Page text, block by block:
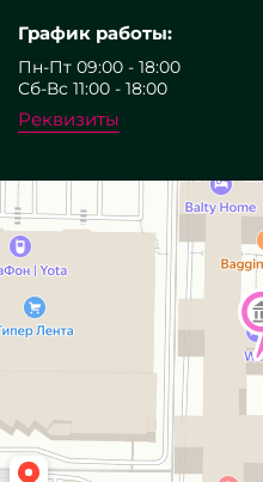
График работы:
Пн-Пт 09:00 - 18:00
Сб-Вс 11:00 - 18:00
Реквизиты